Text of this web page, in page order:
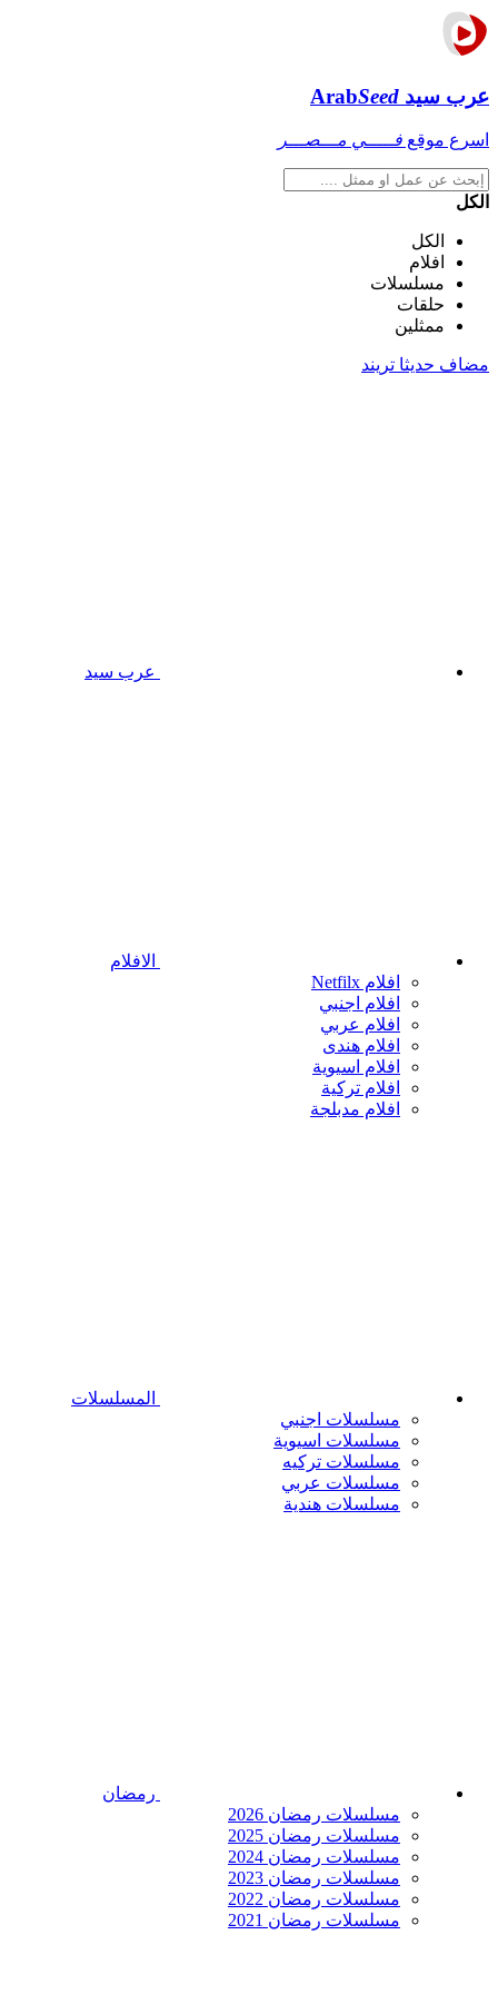
عرب سيد ArabSeed
اسرع موقع فـــــي مـــصـــر
الكل
الكل
افلام
مسلسلات
حلقات
ممثلين
مضاف حديثا تريند
عرب سيد
الافلام
افلام Netfilx
افلام اجنبي
افلام عربي
افلام هندى
افلام اسيوية
افلام تركية
افلام مدبلجة
المسلسلات
مسلسلات اجنبي
مسلسلات اسيوية
مسلسلات تركيه
مسلسلات عربي
مسلسلات هندية
رمضان
مسلسلات رمضان 2026
مسلسلات رمضان 2025
مسلسلات رمضان 2024
مسلسلات رمضان 2023
مسلسلات رمضان 2022
مسلسلات رمضان 2021